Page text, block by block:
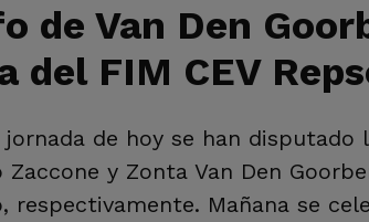
de Van Den
del FIM CEV
de hoy se han disputado
Zaccone y Zonta Van Den
respectivamente. Mañana se